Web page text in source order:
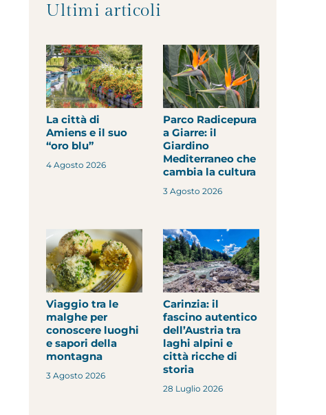
Ultimi articoli
La città di
Amiens e il suo
“oro blu”
4 Agosto 2026
Parco Radicepura
a Giarre: il
Giardino
Mediterraneo che
cambia la cultura
3 Agosto 2026
Viaggio tra le
malghe per
conoscere luoghi
e sapori della
montagna
3 Agosto 2026
Carinzia: il
fascino autentico
dell’Austria tra
laghi alpini e
città ricche di
storia
28 Luglio 2026